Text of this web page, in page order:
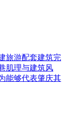
旅游配套建筑完
肌理与建筑风
能够代表肇庆其